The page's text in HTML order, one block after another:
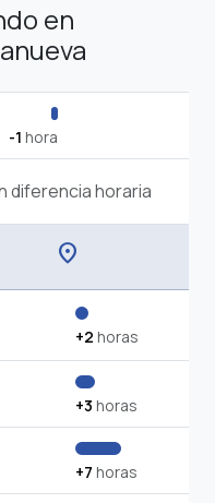
en
-1 hora
diferencia horaria
location_on
+2 horas
+3 horas
+7 horas